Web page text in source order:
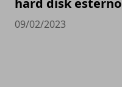
hard disk esterno
09/02/2023